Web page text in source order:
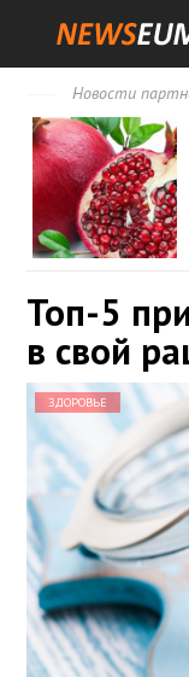
Новости
Топ-5
в свой
ЗДОРОВЬЕ